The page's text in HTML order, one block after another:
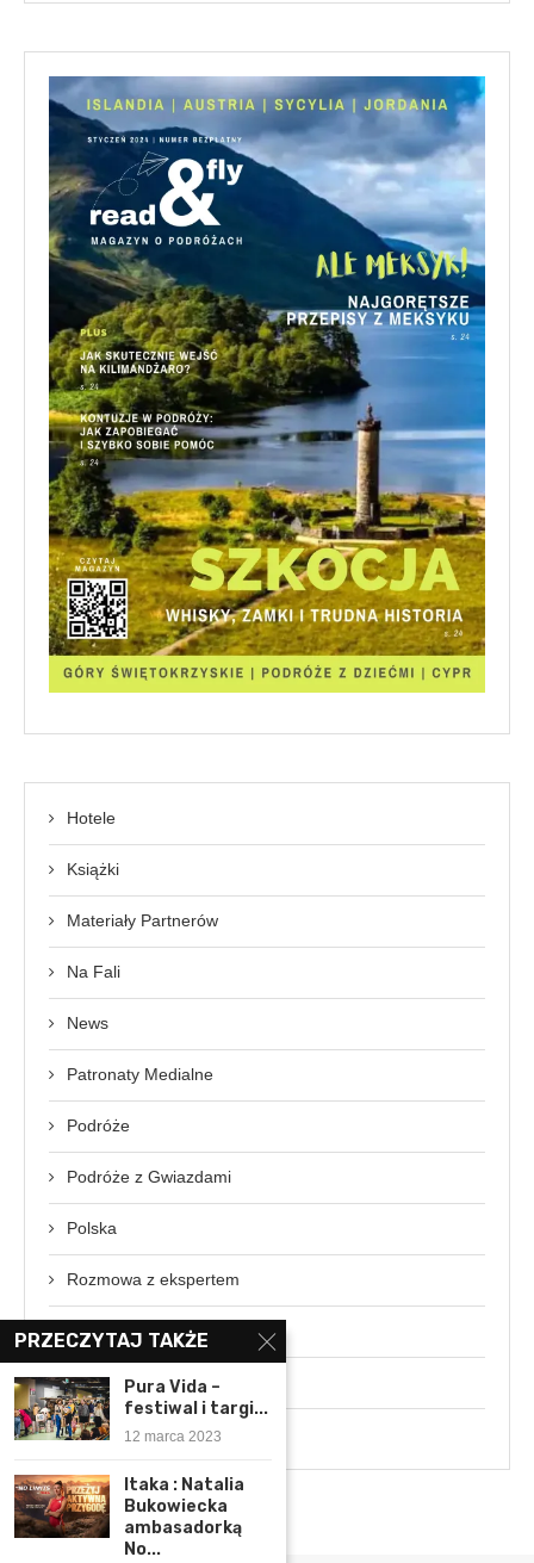
Hotele
Książki
Materiały Partnerów
Na Fali
News
Patronaty Medialne
Podróże
Podróże z Gwiazdami
Polska
Rozmowa z ekspertem
Świat
Wydarzenia
Wywiady
PRZECZYTAJ TAKŻE
Pura Vida –
festiwal i targi...
12 marca 2023
Itaka : Natalia
Bukowiecka
ambasadorką
No...